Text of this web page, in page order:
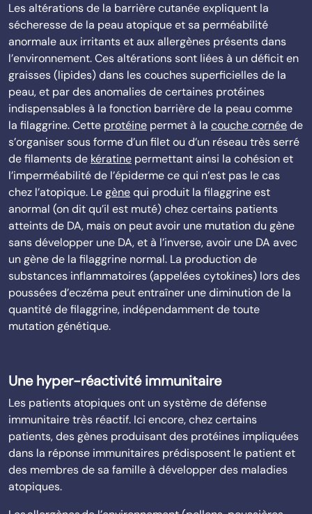
Les altérations de la barrière cutanée expliquent la
sécheresse de la peau atopique et sa perméabilité
anormale aux irritants et aux allergènes présents dans
l’environnement. Ces altérations sont liées à un déficit en
graisses (lipides) dans les couches superficielles de la
peau, et par des anomalies de certaines protéines
indispensables à la fonction barrière de la peau comme
la filaggrine. Cette protéine permet à la couche cornéede
s’organiser sous forme d’un filet ou d’un réseau très serré
de filaments de kératine permettant ainsi la cohésion et
l’imperméabilité de l’épiderme ce qui n’est pas le cas
chez l’atopique. Legènequi produit la filaggrine est
anormal (on dit qu’il est muté) chez certains patients
atteints de DA, mais on peut avoir une mutation du gène
sans développer une DA, et à l’inverse, avoir une DA avec
un gène de la filaggrine normal. La production de
substances inflammatoires (appelées cytokines) lors des
poussées d’eczéma peut entraîner une diminution de la
quantité de filaggrine, indépendamment de toute
mutation génétique.
Une hyper-réactivité immunitaire
Les patients atopiques ont un système de défense
immunitaire très réactif. Ici encore, chez certains
patients, des gènes produisant des protéines impliquées
dans la réponse immunitaires prédisposent le patient et
des membres de sa famille à développer des maladies
atopiques.